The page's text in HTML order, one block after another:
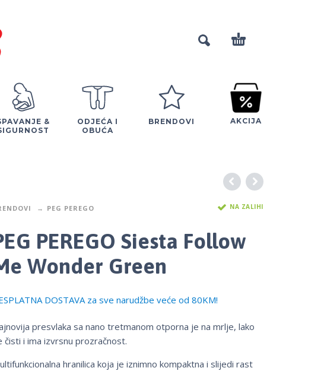
&
ODJEĆA I
OBUĆA
BRENDOVI AKCIJA
PEG PEREGO NA ZALIHI
PEREGO Siesta Follow
Wonder Green
DOSTAVA za sve narudžbe veće od 80KM!
presvlaka sa nano tretmanom otporna je na mrlje, lako
čisti i ima izvrsnu prozračnost.
hranilica koja je iznimno kompaktna i slijedi rast